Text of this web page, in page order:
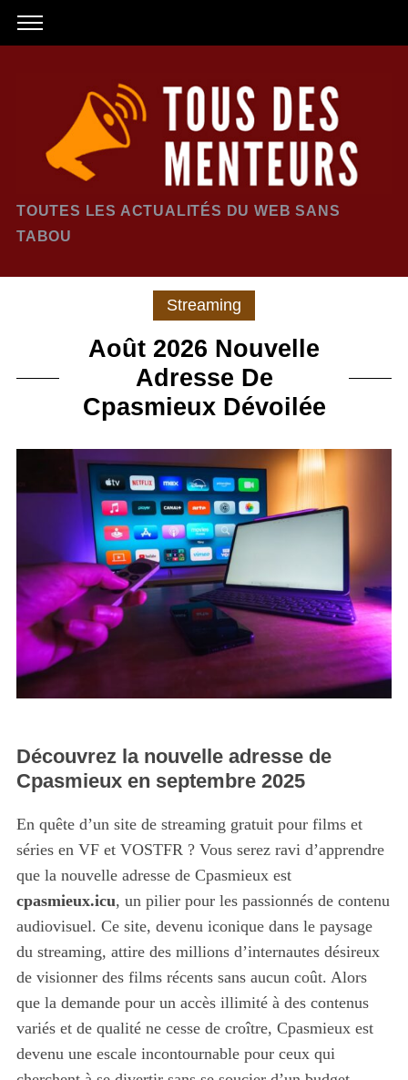
TOUTES LES ACTUALITÉS DU WEB SANS
TABOU
Streaming
Août 2026 Nouvelle
Adresse De
Cpasmieux Dévoilée
Découvrez la nouvelle adresse de
Cpasmieux en septembre 2025
En quête d’un site de streaming gratuit pour films et
séries en VF et VOSTFR ? Vous serez ravi d’apprendre
que la nouvelle adresse de Cpasmieux est
cpasmieux.icu, un pilier pour les passionnés de contenu
audiovisuel. Ce site, devenu iconique dans le paysage
du streaming, attire des millions d’internautes désireux
de visionner des films récents sans aucun coût. Alors
que la demande pour un accès illimité à des contenus
variés et de qualité ne cesse de croître, Cpasmieux est
devenu une escale incontournable pour ceux qui